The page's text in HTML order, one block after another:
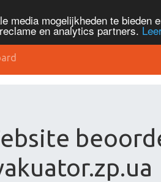
mogelijkheden te bieden
en analytics partners.